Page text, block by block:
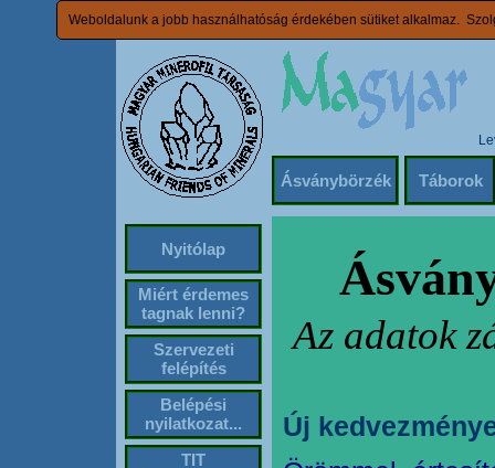
Weboldalunk a jobb használhatóság érdekében sütiket alkalmaz.
Ásványbörzék Táborok
Nyitólap
Miért érdemes
tagnak lenni?
Szervezeti
felépítés
Belépési
nyilatkozat...
TIT
Az adatok
Új